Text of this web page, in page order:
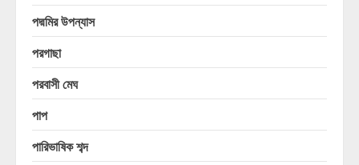
পদ্মমির উপন্যাস
পরগাছা
পরবাসী মেঘ
পাপ
পারিভাষিক শব্দ